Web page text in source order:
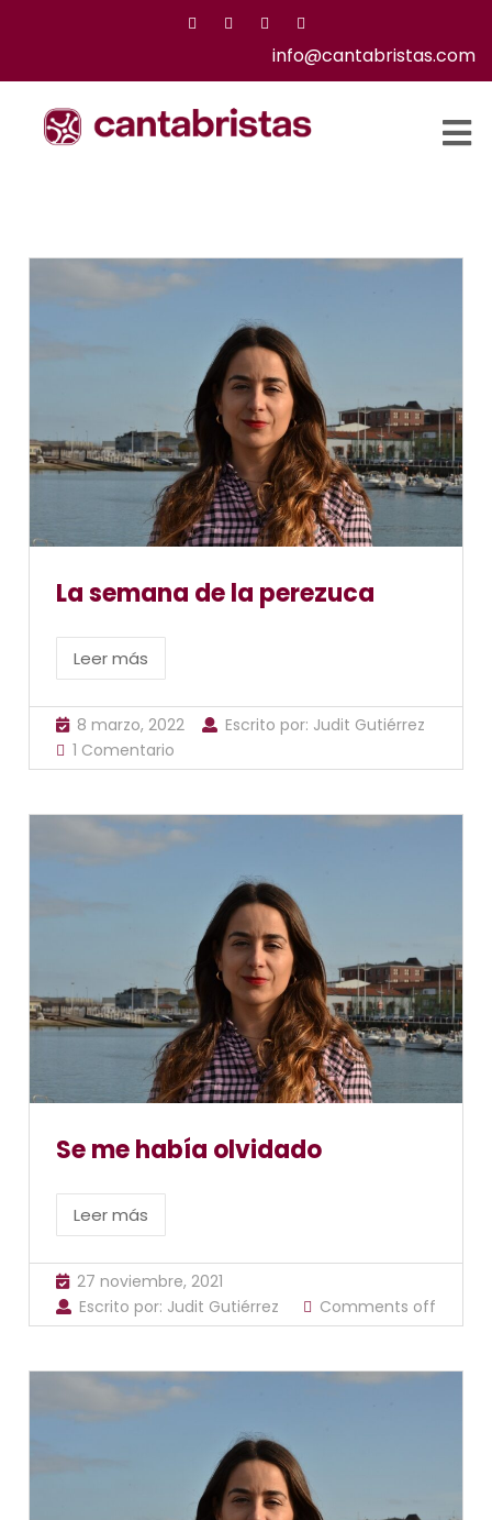
info@cantabristas.com
La semana de la perezuca
Leer más
8 marzo, 2022 Escrito por: Judit Gutiérrez
1 Comentario
Se me había olvidado
Leer más
27 noviembre, 2021
Escrito por: Judit Gutiérrez Comments off